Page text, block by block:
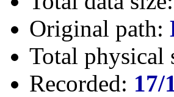
Original path:
Total physical
Recorded: 17/